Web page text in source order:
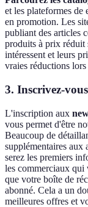
et les plateformes de
en promotion. Les
publiant des articles
produits à prix réduit
intéressent et leurs
vraies réductions
3. Inscrivez-
L'inscription aux
vous permet d'être
Beaucoup de
supplémentaires aux
serez les premiers
les commerciaux qui
que votre boîte de
abonné. Cela a un
meilleures offres et